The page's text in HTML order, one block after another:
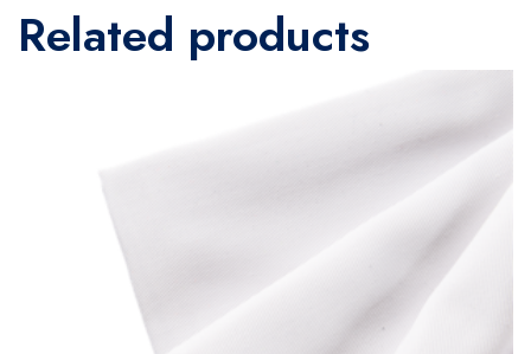
Related products